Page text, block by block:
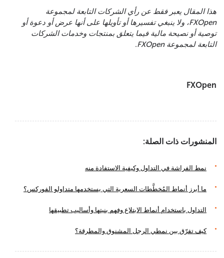
هذا المقال يعبر فقط عن رأي الشركات التابعة لمجموعة
FXOpen، ولا ينبغي تفسيرها أو تأويلها على أنها عرض أو دعوة أو
توصية أو نصيحة مالية فيما يتعلق بمنتجات وخدمات الشركات
التابعة لمجموعة FXOpen.
FXOpen
المنشورات ذات الصلة:
نمط الفراشة في التداول وكيفية الاستفادة منه
ما أبرز أنماط المُخطَّطات السعرية التي يستخدمها متداولو الفوركس؟
التداول باستخدام أنماط الابتلاع وفهم بنيتها وأساليب تطبيقها
كيف تفرّق بين نمطي الرجل المشنوق والمطرقة؟